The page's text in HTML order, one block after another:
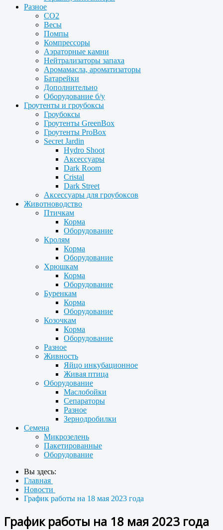
Разное
CO2
Весы
Помпы
Компрессоры
Аэраторные камни
Нейтрализаторы запаха
Аромамасла, ароматизаторы
Батарейки
Дополнительно
Оборудование б/у
Гроутенты и гроубоксы
Гроубоксы
Гроутенты GreenBox
Гроутенты ProBox
Secret Jardin
Hydro Shoot
Аксессуары
Dark Room
Cristal
Dark Street
Аксессуары для гроубоксов
Животноводство
Птичкам
Корма
Оборудование
Кролям
Корма
Оборудование
Хрюшкам
Корма
Оборудование
Буренкам
Корма
Оборудование
Козочкам
Корма
Оборудование
Разное
Живность
Яйцо инкубационное
Живая птица
Оборудование
Маслобойки
Сепараторы
Разное
Зернодробилки
Семена
Микрозелень
Пакетированные
Оборудование
Вы здесь:
Главная
Новости
График работы на 18 мая 2023 года
График работы на 18 мая 2023 года